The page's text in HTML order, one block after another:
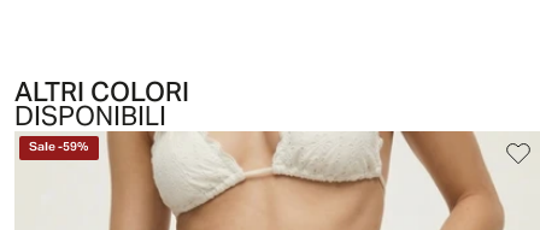
ALTRI COLORI
DISPONIBILI
Sale-59%